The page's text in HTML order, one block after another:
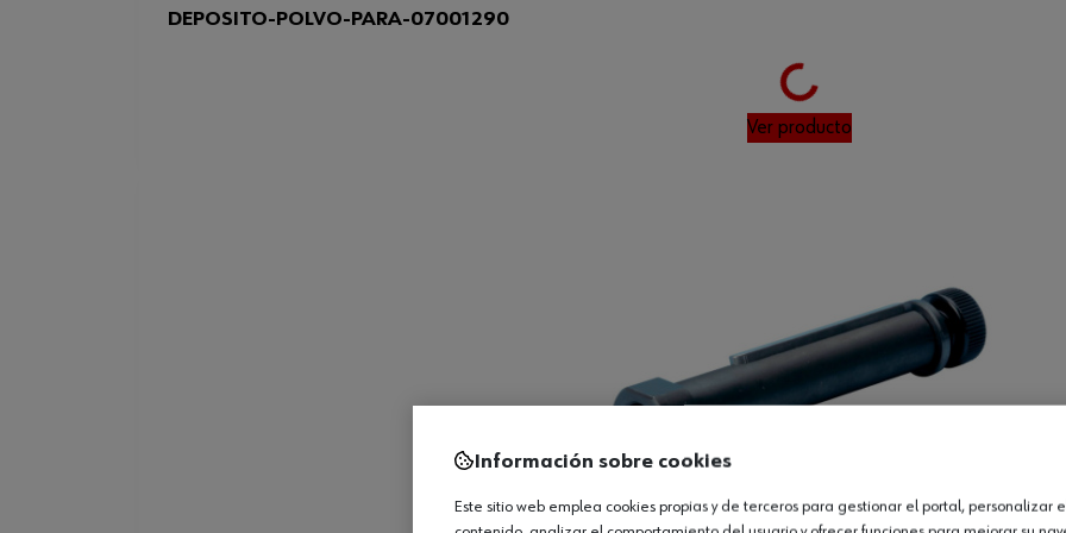
DEPOSITO-POLVO-PARA-07001290
Loading...
Ver producto
Información sobre cookies
Este sitio web emplea cookies propias y de terceros para gestionar el portal, personalizar